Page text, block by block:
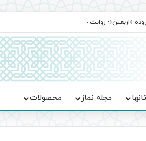
«اربعین»؛ روایت حماسه، استقامت و تمدن‌سازی
مجله نماز محصولات